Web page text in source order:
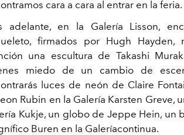
cara a cara al entrar en la feria.
adelante, en la Galería Lisson,
firmados por Hugh
una escultura de Takashi
miedo de un cambio de
luces de neón de Claire
Rubin en la Galería Karsten Greve,
Kukje, un globo de Jeppe Hein, un
Buren en la Galeríacontinua.